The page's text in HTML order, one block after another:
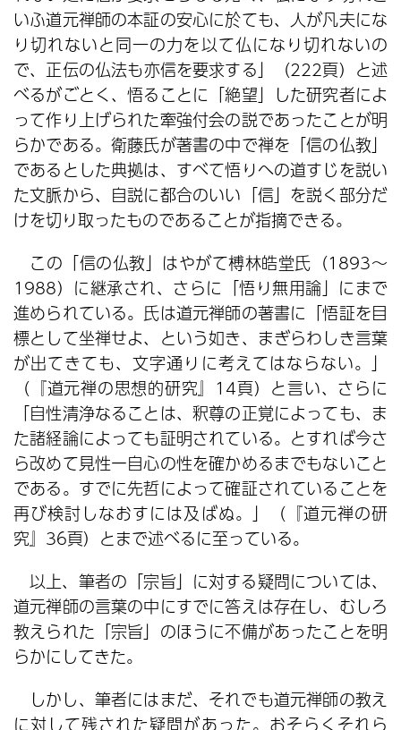
いふ道元禅師の本証の安心に於ても、人が凡夫にな
り切れないと同一の力を以て仏になり切れないの
で、正伝の仏法も亦信を要求する」（222頁）と述
べるがごとく、悟ることに「絶望」した研究者によ
って作り上げられた牽強付会の説であったことが明
らかである。衛藤氏が著書の中で禅を「信の仏教」
であるとした典拠は、すべて悟りへの道すじを説い
た文脈から、自説に都合のいい「信」を説く部分だ
けを切り取ったものであることが指摘できる。
この「信の仏教」はやがて榑林皓堂氏（1893～
1988）に継承され、さらに「悟り無用論」にまで
進められている。氏は道元禅師の著書に「悟証を目
標として坐禅せよ、という如き、まぎらわしき言葉
が出てきても、文字通りに考えてはならない。」
（『道元禅の思想的研究』14頁）と言い、さらに
「自性清浄なることは、釈尊の正覚によっても、ま
た諸経論によっても証明されている。とすれば今さ
ら改めて見性ー自心の性を確かめるまでもないこと
である。すでに先哲によって確証されていることを
再び検討しなおすには及ばぬ。」（『道元禅の研
究』36頁）とまで述べるに至っている。
以上、筆者の「宗旨」に対する疑問については、
道元禅師の言葉の中にすでに答えは存在し、むしろ
教えられた「宗旨」のほうに不備があったことを明
らかにしてきた。
しかし、筆者にはまだ、それでも道元禅師の教え
に対して残された疑問があった。おそらくそれら